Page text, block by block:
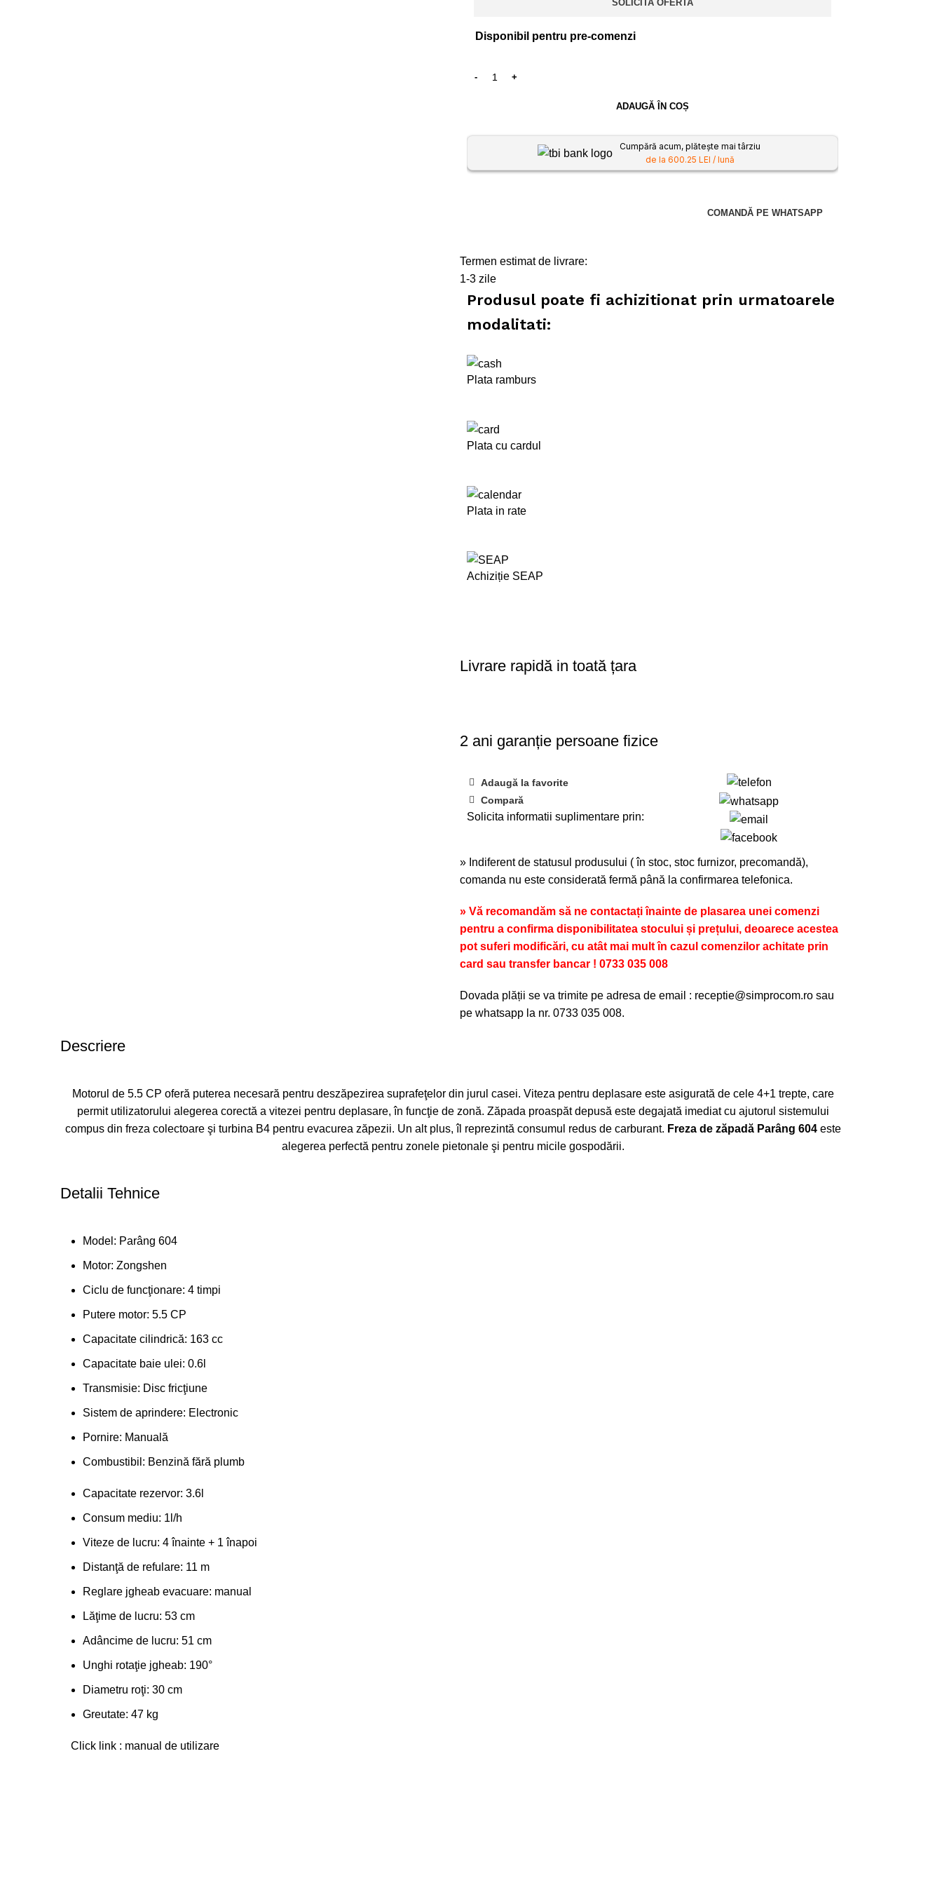
SOLICITA OFERTA
Disponibil pentru pre-comenzi
ADAUGĂ ÎN COȘ
Cumpără acum, plătește mai târziu
de la 600.25 LEI / lună
COMANDĂ PE WHATSAPP
Termen estimat de livrare:
1-3 zile
Produsul poate fi achizitionat prin urmatoarele
modalitati:
Plata ramburs
Plata cu cardul
Plata in rate
Achiziție SEAP
Livrare rapidă in toată țara
2 ani garanție persoane fizice
Adaugă la favorite
Compară
Solicita informatii suplimentare prin:
» Indiferent de statusul produsului ( în stoc, stoc furnizor, precomandă),
comanda nu este considerată fermă până la confirmarea telefonica.
» Vă recomandăm să ne contactați înainte de plasarea unei comenzi
pentru a confirma disponibilitatea stocului și prețului, deoarece acestea
pot suferi modificări, cu atât mai mult în cazul comenzilor achitate prin
card sau transfer bancar ! 0733 035 008
Dovada plății se va trimite pe adresa de email : receptie@simprocom.ro sau
pe whatsapp la nr. 0733 035 008.
Descriere
Motorul de 5.5 CP oferă puterea necesară pentru deszăpezirea suprafeţelor din jurul casei. Viteza pentru deplasare este asigurată de cele 4+1 trepte, care
permit utilizatorului alegerea corectă a vitezei pentru deplasare, în funcţie de zonă. Zăpada proaspăt depusă este degajată imediat cu ajutorul sistemului
compus din freza colectoare şi turbina B4 pentru evacurea zăpezii. Un alt plus, îl reprezintă consumul redus de carburant. Freza de zăpadă Parâng 604este
alegerea perfectă pentru zonele pietonale şi pentru micile gospodării.
Detalii Tehnice
Model: Parâng 604
Motor: Zongshen
Ciclu de funcţionare: 4 timpi
Putere motor: 5.5 CP
Capacitate cilindrică: 163 cc
Capacitate baie ulei: 0.6l
Transmisie: Disc fricţiune
Sistem de aprindere: Electronic
Pornire: Manuală
Combustibil: Benzină fără plumb
Capacitate rezervor: 3.6l
Consum mediu: 1l/h
Viteze de lucru: 4 înainte + 1 înapoi
Distanţă de refulare: 11 m
Reglare jgheab evacuare: manual
Lăţime de lucru: 53 cm
Adâncime de lucru: 51 cm
Unghi rotaţie jgheab: 190°
Diametru roţi: 30 cm
Greutate: 47 kg
Click link : manual de utilizare